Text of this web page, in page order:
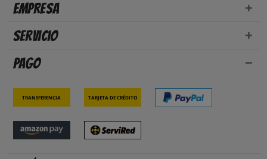
Empresa
Servicio
Pago
Transferencia Tarjeta de crédito